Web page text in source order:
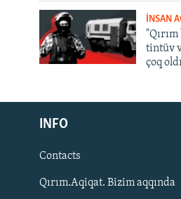
Русский
Українською
QOŞULIÑIZ!
İNSAN
tintüv
çoq
INFO
Contacts
Qırım.Aqiqat. Bizim aqqında